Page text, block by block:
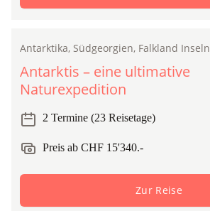
Antarktika, Südgeorgien, Falkland Inseln
Antarktis – eine ultimative
Naturexpedition
2 Termine (23 Reisetage)
Preis ab CHF 15'340.-
Zur Reise